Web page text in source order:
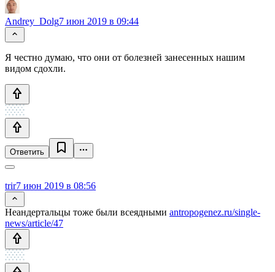
Andrey_Dolg7 июн 2019 в 09:44
Я честно думаю, что они от болезней занесенных нашим
видом сдохли.
Ответить
trir7 июн 2019 в 08:56
Неандертальцы тоже были всеядными antropogenez.ru/single-
news/article/47